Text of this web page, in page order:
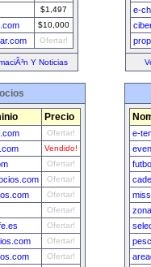
$1,497
$10,000
Ofertar!
Y Noticias
e-
Precio
Ofertar!
Vendido!
Ofertar!
Ofertar!
Ofertar!
Ofertar!
Ofertar!
Ofertar!
Ofertar!
e-